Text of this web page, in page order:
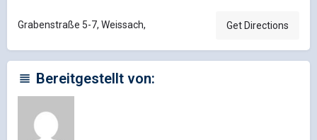
Grabenstraße 5-7, Weissach, Get Directions
Bereitgestellt von: